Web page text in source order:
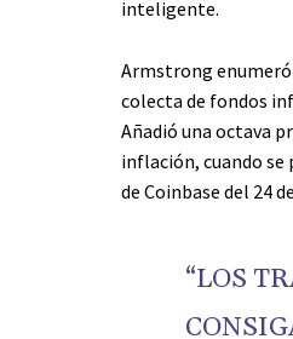
inteligente.
Armstrong
colecta de fondos
Añadió una octava
inflación, cuando se
de Coinbase del 24
“LOS